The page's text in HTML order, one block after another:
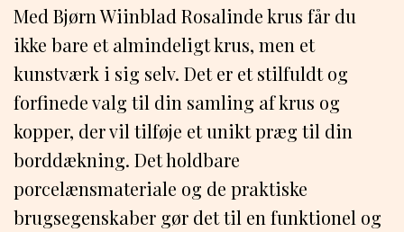
Med Bjørn Wiinblad Rosalinde krus får du
ikke bare et almindeligt krus, men et
kunstværk i sig selv. Det er et stilfuldt og
forfinede valg til din samling af krus og
kopper, der vil tilføje et unikt præg til din
borddækning. Det holdbare
porcelænsmateriale og de praktiske
brugsegenskaber gør det til en funktionel og